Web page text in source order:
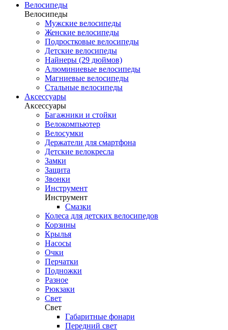
Велосипеды
Велосипеды
Мужские велосипеды
Женские велосипеды
Подростковые велосипеды
Детские велосипеды
Найнеры (29 дюймов)
Алюминиевые велосипеды
Магниевые велосипеды
Стальные велосипеды
Аксессуары
Аксессуары
Багажники и стойки
Велокомпьютер
Велосумки
Держатели для смартфона
Детские велокресла
Замки
Защита
Звонки
Инструмент
Инструмент
Смазки
Колеса для детских велосипедов
Корзины
Крылья
Насосы
Очки
Перчатки
Подножки
Разное
Рюкзаки
Свет
Свет
Габаритные фонари
Передний свет